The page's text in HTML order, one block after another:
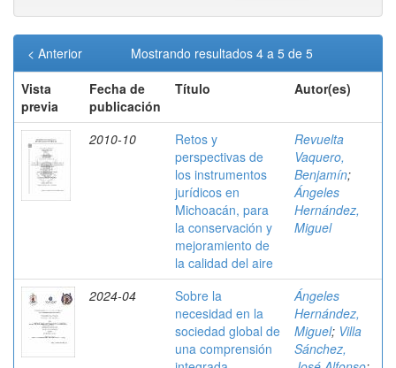
Mostrando resultados 4 a 5 de 5
< Anterior
Vista
previa
Fecha de
publicación
Título Autor(es)
2010-10
Retos y
perspectivas de
los instrumentos
jurídicos en
Michoacán, para
la conservación y
mejoramiento de
la calidad del aire
Revuelta
Vaquero,
Benjamín;
Ángeles
Hernández,
Miguel
2024-04
Sobre la
necesidad en la
sociedad global de
una comprensión
Ángeles
Hernández,
Miguel; Villa
Sánchez,